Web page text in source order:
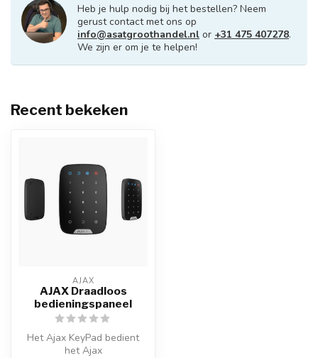
Heb je hulp nodig bij het bestellen? Neem
gerust contact met ons op
info@asatgroothandel.nl or +31 475 407278.
We zijn er om je te helpen!
Recent bekeken
AJAX
AJAX Draadloos
bedieningspaneel
Het Ajax KeyPad bedient
het Ajax